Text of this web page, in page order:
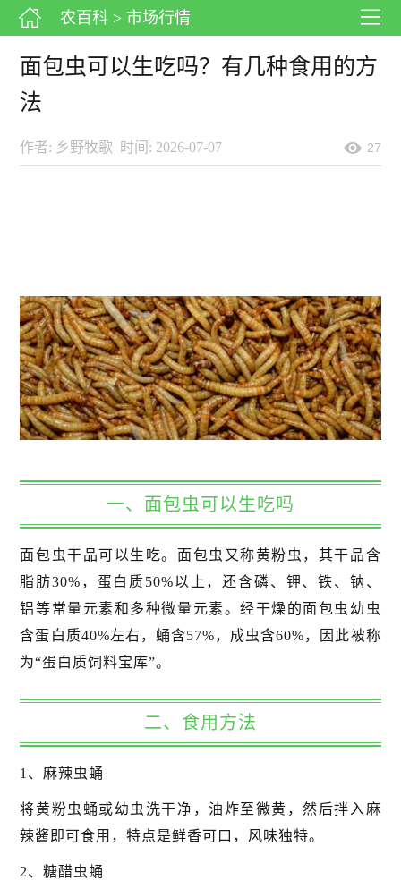
农百科 > 市场行情
面包虫可以生吃吗？有几种食用的方
法
作者: 乡野牧歌 时间: 2026-07-07 27
一、面包虫可以生吃吗
面包虫干品可以生吃。面包虫又称黄粉虫，其干品含
脂肪30%，蛋白质50%以上，还含磷、钾、铁、钠、
铝等常量元素和多种微量元素。经干燥的面包虫幼虫
含蛋白质40%左右，蛹含57%，成虫含60%，因此被称
为“蛋白质饲料宝库”。
二、食用方法
1、麻辣虫蛹
将黄粉虫蛹或幼虫洗干净，油炸至微黄，然后拌入麻
辣酱即可食用，特点是鲜香可口，风味独特。
2、糖醋虫蛹